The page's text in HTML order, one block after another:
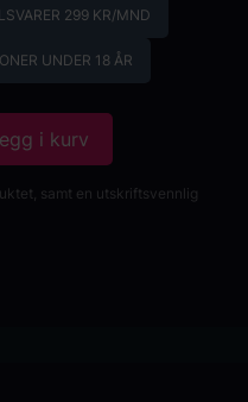
299 KR/MND
UNDER 18 ÅR
samt en utskriftsvennlig